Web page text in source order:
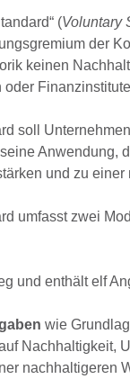
(Voluntary
der
keinen
oder
soll
Anwendung,
und zu
umfasst zwei
und enthält elf
wie
Nachhaltigkeit,
nachhaltigeren